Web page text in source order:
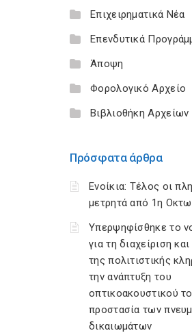
Επιχειρηματικά Νέα
Επενδυτικά
Άποψη
Φορολογικό Αρχείο
Βιβλιοθήκη Αρχείων
Πρόσφατα άρθρα
Ενοίκια: Τέλος οι
μετρητά από 1η
Υπερψηφίσθηκε το
για τη διαχείριση
της πολιτιστικής
την ανάπτυξη του
οπτικοακουστικού
προστασία των
δικαιωμάτων